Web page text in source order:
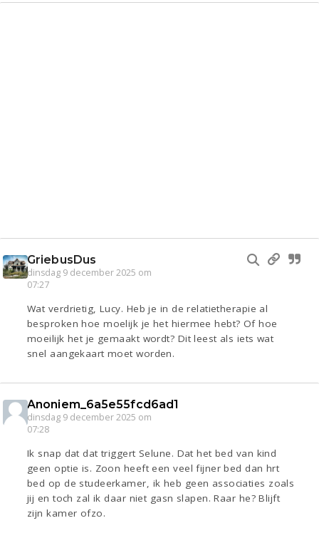
GriebusDus
dinsdag 9 december 2025 om
07:27
Wat verdrietig, Lucy. Heb je in de relatietherapie al
besproken hoe moelijk je het hiermee hebt? Of hoe
moeilijk het je gemaakt wordt? Dit leest als iets wat
snel aangekaart moet worden.
Anoniem_6a5e55fcd6ad1
dinsdag 9 december 2025 om
07:28
Ik snap dat dat triggert Selune. Dat het bed van kind
geen optie is. Zoon heeft een veel fijner bed dan hrt
bed op de studeerkamer, ik heb geen associaties zoals
jij en toch zal ik daar niet gasn slapen. Raar he? Blijft
zijn kamer ofzo.